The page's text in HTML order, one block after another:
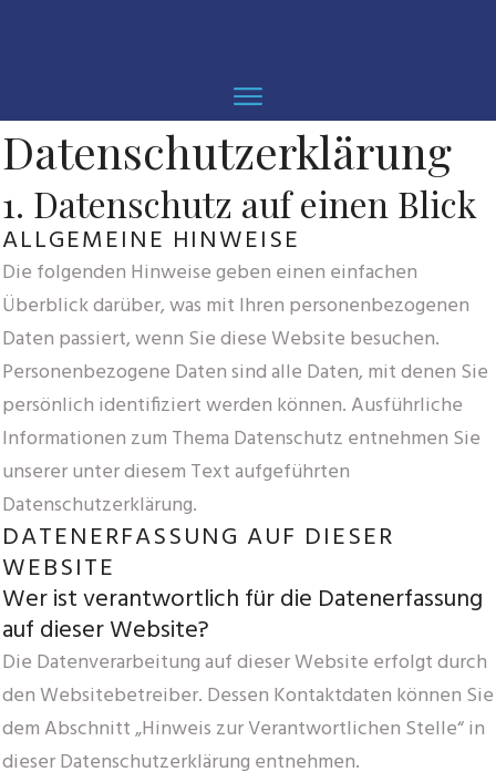
Datenschutz­erklärung
1. Datenschutz auf einen Blick
ALLGEMEINE HINWEISE
Die folgenden Hinweise geben einen einfachen
Überblick darüber, was mit Ihren personenbezogenen
Daten passiert, wenn Sie diese Website besuchen.
Personenbezogene Daten sind alle Daten, mit denen Sie
persönlich identifiziert werden können. Ausführliche
Informationen zum Thema Datenschutz entnehmen Sie
unserer unter diesem Text aufgeführten
Datenschutzerklärung.
DATENERFASSUNG AUF DIESER
WEBSITE
Wer ist verantwortlich für die Datenerfassung
auf dieser Website?
Die Datenverarbeitung auf dieser Website erfolgt durch
den Websitebetreiber. Dessen Kontaktdaten können Sie
dem Abschnitt „Hinweis zur Verantwortlichen Stelle“ in
dieser Datenschutzerklärung entnehmen.